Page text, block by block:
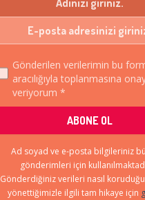
Gönderilen verilerimin bu
aracılığıyla toplanmasına
veriyorum *
Ad soyad ve e-posta bilgileriniz
gönderimleri için
Gönderdiğiniz verileri nasıl
yönettiğimizle ilgili tam hikaye için